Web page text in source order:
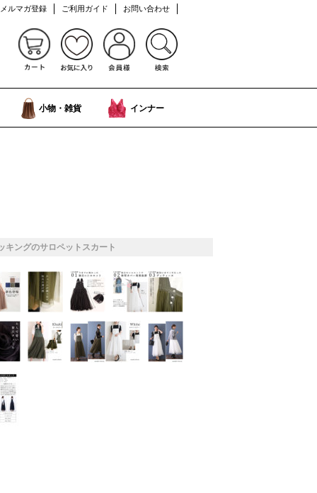
お問い合わせ
ご利用ガイド
メルマガ登録
小物・雑貨 インナー
キングのサロペットスカート